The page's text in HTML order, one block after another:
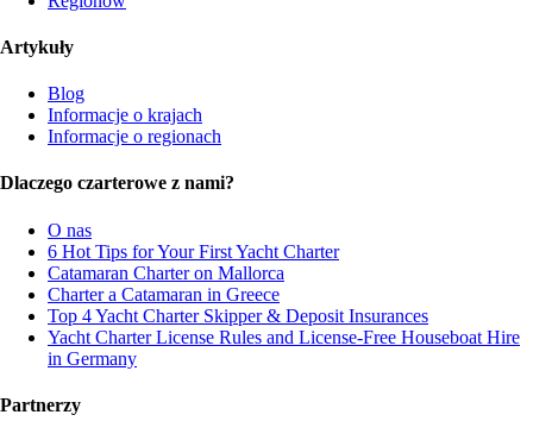
Artykuły
Blog
Informacje o krajach
Informacje o regionach
Dlaczego czarterowe z nami?
O nas
6 Hot Tips for Your First Yacht Charter
Catamaran Charter on Mallorca
Charter a Catamaran in Greece
Top 4 Yacht Charter Skipper & Deposit Insurances
Yacht Charter License Rules and License-Free Houseboat Hire
in Germany
Partnerzy